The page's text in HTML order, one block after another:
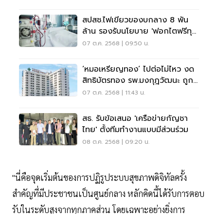
สปสช.ไฟเขียวของบกลาง 8 พัน
ล้าน รองรับนโยบาย 'ฟอกไตฟรีทุก
แห่ง'
07 ต.ค. 2568 | 09:50 น.
‘หมอเหรียญทอง’ ไปต่อไม่ไหว งด
สิทธิบัตรทอง รพ.มงกุฎวัฒนะ ถูก
ค้างชำระกว่า 100 ล้านบาท
07 ต.ค. 2568 | 11:43 น.
สธ. รับข้อเสนอ 'เครือข่ายกัญชา
ไทย' ตั้งทีมทำงานแบบมีส่วนร่วม
08 ต.ค. 2568 | 09:20 น.
"นี่คือจุดเริ่มต้นของการปฏิรูประบบสุขภาพดิจิทัลครั้ง
สำคัญที่มีประชาชนเป็นศูนย์กลาง หลักคิดนี้ได้รับการตอบ
รับในระดับสูงจากทุกภาคส่วน โดยเฉพาะอย่างยิ่งการ